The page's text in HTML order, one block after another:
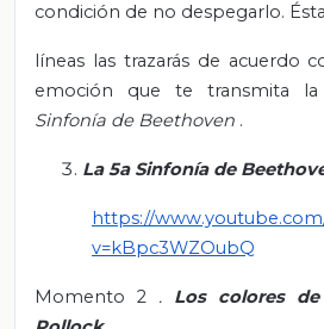
condición de no despegarlo.
líneas las trazarás de acuerdo
emoción que te transmita
Sinfonía de Beethoven .
La 5a Sinfonía de
https://
v=kBpc3WZOubQ
Momento 2 . Los colores